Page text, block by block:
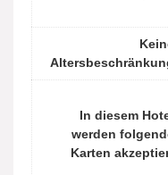
In diesem
werden
Karten